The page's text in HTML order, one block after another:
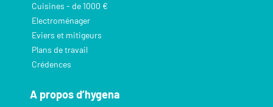
Cuisines - de 1000 €
Electroménager
Eviers et mitigeurs
Plans de travail
Crédences
A propos d’hygena